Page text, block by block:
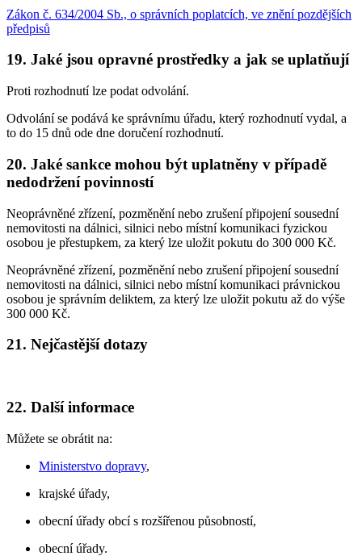
Zákon č. 634/2004 Sb., o správních poplatcích, ve znění pozdějších
předpisů
19. Jaké jsou opravné prostředky a jak se uplatňují
Proti rozhodnutí lze podat odvolání.
Odvolání se podává ke správnímu úřadu, který rozhodnutí vydal, a
to do 15 dnů ode dne doručení rozhodnutí.
20. Jaké sankce mohou být uplatněny v případě
nedodržení povinností
Neoprávněné zřízení, pozměnění nebo zrušení připojení sousední
nemovitosti na dálnici, silnici nebo místní komunikaci fyzickou
osobou je přestupkem, za který lze uložit pokutu do 300 000 Kč.
Neoprávněné zřízení, pozměnění nebo zrušení připojení sousední
nemovitosti na dálnici, silnici nebo místní komunikaci právnickou
osobou je správním deliktem, za který lze uložit pokutu až do výše
300 000 Kč.
21. Nejčastější dotazy
22. Další informace
Můžete se obrátit na:
Ministerstvo dopravy,
krajské úřady,
obecní úřady obcí s rozšířenou působností,
obecní úřady.